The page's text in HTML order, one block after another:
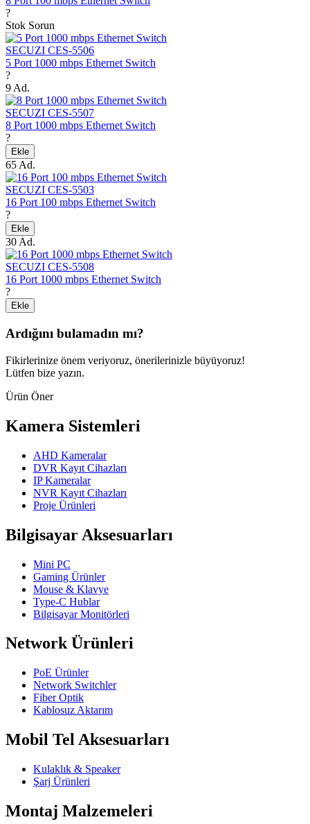
?
Stok Sorun
SECUZI CES-5506
5 Port 1000 mbps Ethernet Switch
?
9 Ad.
SECUZI CES-5507
8 Port 1000 mbps Ethernet Switch
?
Ekle
65 Ad.
SECUZI CES-5503
16 Port 100 mbps Ethernet Switch
?
Ekle
30 Ad.
SECUZI CES-5508
16 Port 1000 mbps Ethernet Switch
?
Ekle
Ardığını bulamadın mı?
Fikirlerinize önem veriyoruz, önerilerinizle büyüyoruz!
Lütfen bize yazın.
Ürün Öner
Kamera Sistemleri
AHD Kameralar
DVR Kayıt Cihazları
IP Kameralar
NVR Kayıt Cihazları
Proje Ürünleri
Bilgisayar Aksesuarları
Mini PC
Gaming Ürünler
Mouse & Klavye
Type-C Hublar
Bilgisayar Monitörleri
Network Ürünleri
PoE Ürünler
Network Switchler
Fiber Optik
Kablosuz Aktarım
Mobil Tel Aksesuarları
Kulaklık & Speaker
Şarj Ürünleri
Montaj Malzemeleri